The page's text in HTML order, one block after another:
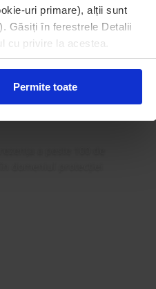
uri primare), alții sunt
Găsiți în ferestrele Detalii
cu privire la acestea.
Permite toate
Gala